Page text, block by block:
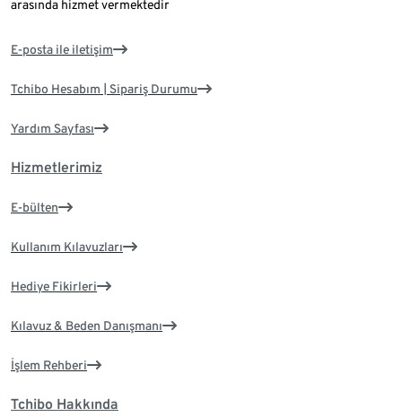
arasında hizmet vermektedir
E-posta ile iletişim
Tchibo Hesabım | Sipariş Durumu
Yardım Sayfası
Hizmetlerimiz
E-bülten
Kullanım Kılavuzları
Hediye Fikirleri
Kılavuz & Beden Danışmanı
İşlem Rehberi
Tchibo Hakkında